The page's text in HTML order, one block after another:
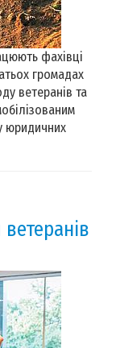
фахівці
громадах
ветеранів та
юридичних